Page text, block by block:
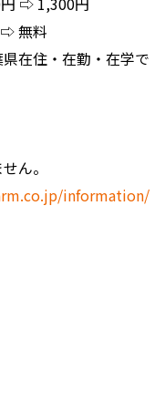
⇨ 無料
在住・在勤・在学で
ん。
information/